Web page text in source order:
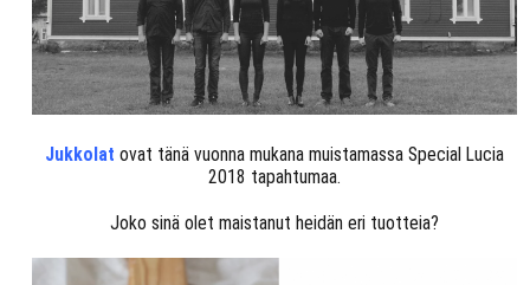
Jukkolatovat tänä vuonna mukana muistamassa Special Lucia
2018 tapahtumaa.
Joko sinä olet maistanut heidän eri tuotteia?